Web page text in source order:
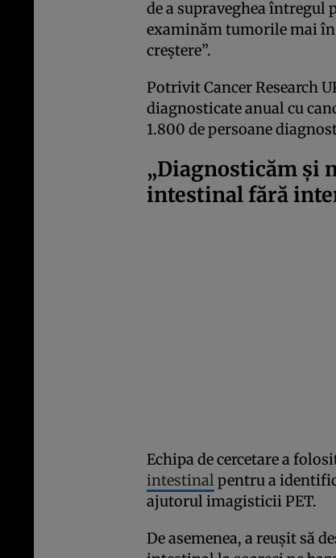
de a supraveghea întregul
examinăm tumorile mai
creștere”.
Potrivit Cancer Research
diagnosticate anual cu
1.800 de persoane
„Diagnosticăm și
intestinal fără
Echipa de cercetare a
intestinal pentru a
ajutorul imagisticii PET.
De asemenea, a reușit să